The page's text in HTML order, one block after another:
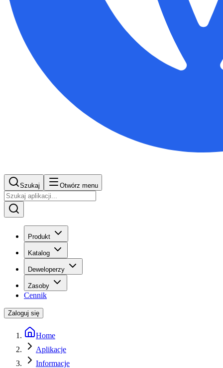
Szukaj Otwórz menu
Produkt
Katalog
Deweloperzy
Zasoby
Cennik
Zaloguj się
Home
Aplikacje
Informacje